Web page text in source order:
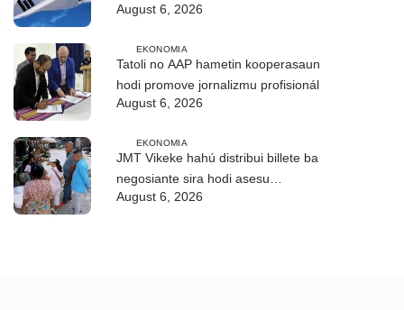
August 6, 2026
EKONOMIA
Tatoli no AAP hametin kooperasaun
hodi promove jornalizmu profisionál
August 6, 2026
EKONOMIA
JMT Vikeke hahú distribui billete ba
negosiante sira hodi asesu
August 6, 2026